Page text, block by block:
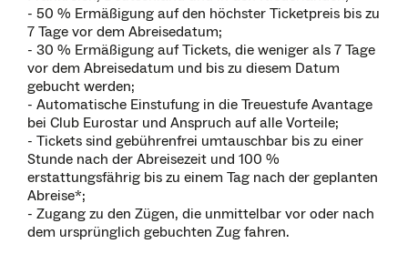
- 50 % Ermäßigung auf den höchster Ticketpreis bis zu
7 Tage vor dem Abreisedatum;
- 30 % Ermäßigung auf Tickets, die weniger als 7 Tage
vor dem Abreisedatum und bis zu diesem Datum
gebucht werden;
- Automatische Einstufung in die Treuestufe Avantage
bei Club Eurostar und Anspruch auf alle Vorteile;
- Tickets sind gebührenfrei umtauschbar bis zu einer
Stunde nach der Abreisezeit und 100 %
erstattungsfährig bis zu einem Tag nach der geplanten
Abreise*;
- Zugang zu den Zügen, die unmittelbar vor oder nach
dem ursprünglich gebuchten Zug fahren.